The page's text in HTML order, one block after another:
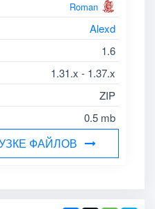
Roman
Alexd
1.6
1.31.x - 1.37.x
ZIP
0.5 mb
ФАЙЛОВ